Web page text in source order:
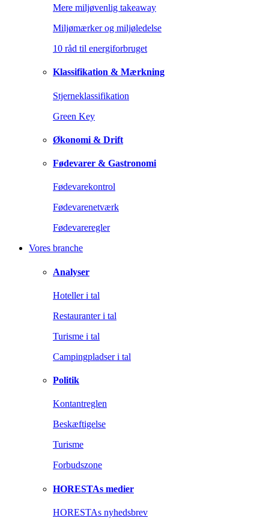
Mere miljøvenlig takeaway
Miljømærker og miljøledelse
10 råd til energiforbruget
Klassifikation & Mærkning
Stjerneklassifikation
Green Key
Økonomi & Drift
Fødevarer & Gastronomi
Fødevarekontrol
Fødevarenetværk
Fødevareregler
Vores branche
Analyser
Hoteller i tal
Restauranter i tal
Turisme i tal
Campingpladser i tal
Politik
Kontantreglen
Beskæftigelse
Turisme
Forbudszone
HORESTAs medier
HORESTAs nyhedsbrev